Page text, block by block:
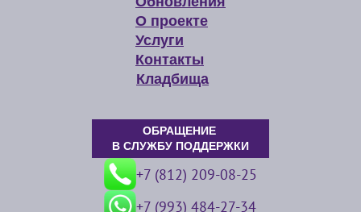
О проекте
Услуги
Контакты
Кладбища
ОБРАЩЕНИЕ
В СЛУЖБУ ПОДДЕРЖКИ
+7 (812) 209-08-25
+7 (993) 484-27-34